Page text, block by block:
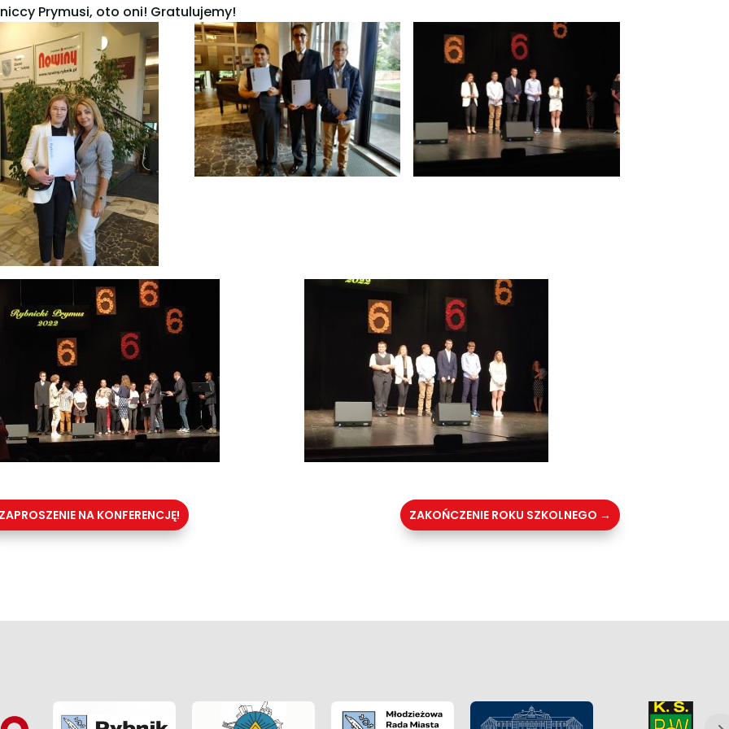
Prymusi, oto oni! Gratulujemy!
NA KONFERENCJĘ! ZAKOŃCZENIE ROKU SZKOLNEGO →